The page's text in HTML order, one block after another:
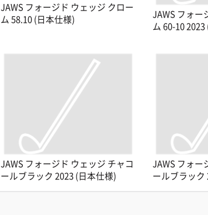
JAWS フォージド ウェッジ クロー
ム 58.10 (日本仕様)
JAWS フォー
ム 60-10
JAWS フォージド ウェッジ チャコ
ールブラック 2023 (日本仕様)
JAWS フォー
ールブラック